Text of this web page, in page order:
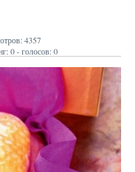
4357
0- голосов:0